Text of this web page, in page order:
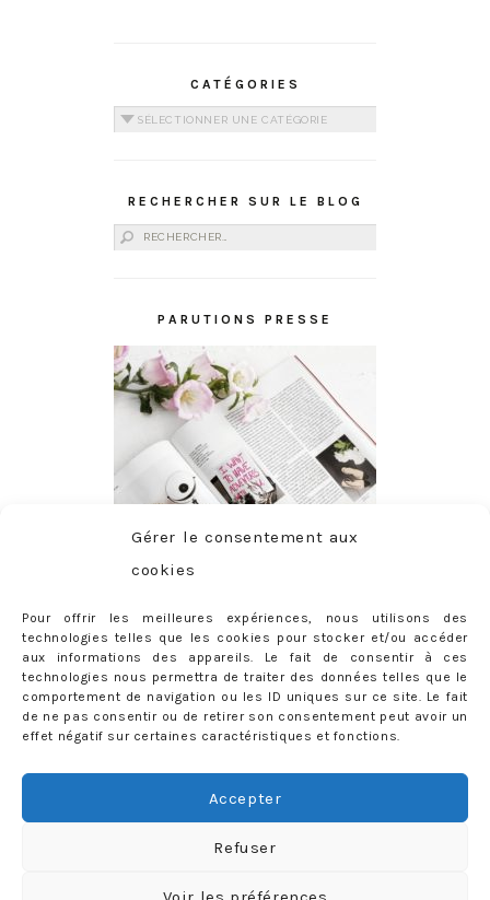
Gérer le consentement aux
cookies
Pour offrir les meilleures expériences, nous utilisons des
technologies telles que les cookies pour stocker et/ou accéder
aux informations des appareils. Le fait de consentir à ces
technologies nous permettra de traiter des données telles que le
comportement de navigation ou les ID uniques sur ce site. Le fait
de ne pas consentir ou de retirer son consentement peut avoir un
effet négatif sur certaines caractéristiques et fonctions.
Accepter
Refuser
CATÉGORIES
Catégories
RECHERCHER SUR LE BLOG
Rechercher :
PARUTIONS PRESSE
ABONNEMENT
Adresse
Rejoignez les 398 autres abonnés